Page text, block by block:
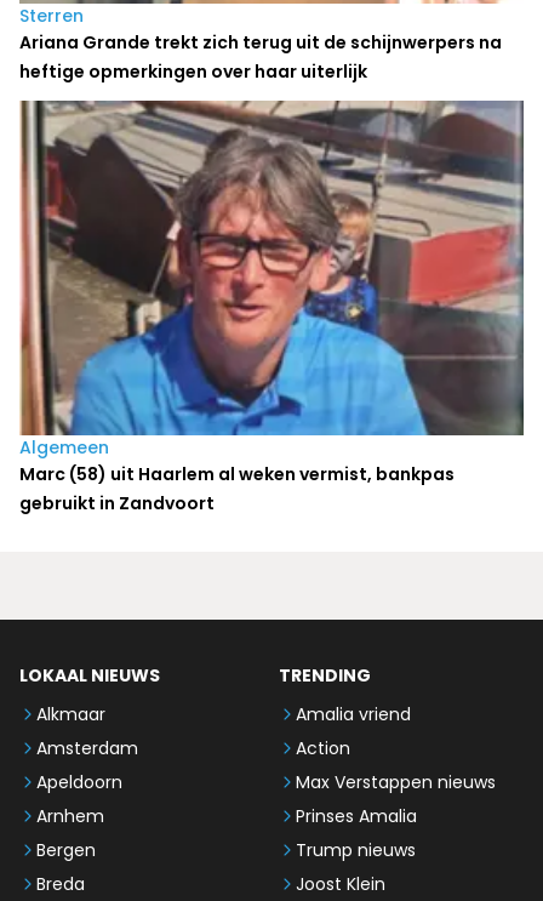
Sterren
Ariana Grande trekt zich terug uit de schijnwerpers na
heftige opmerkingen over haar uiterlijk
Algemeen
Marc (58) uit Haarlem al weken vermist, bankpas
gebruikt in Zandvoort
LOKAAL NIEUWS
Alkmaar
Amsterdam
Apeldoorn
Arnhem
Bergen
Breda
TRENDING
Amalia vriend
Action
Max Verstappen nieuws
Prinses Amalia
Trump nieuws
Joost Klein